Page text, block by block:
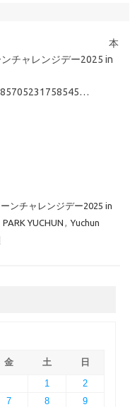
本
ンチャレンジデー2025 in
ンチャレンジデー2025 in
PARK YUCHUN , Yuchun
金 土
日
1
2
7 8
9